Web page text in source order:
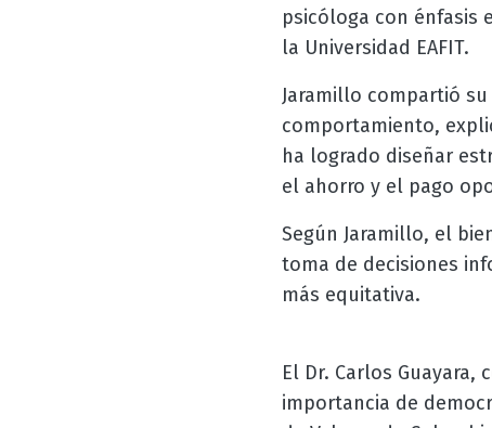
psicóloga con énfasis
la Universidad EAFIT.
Jaramillo compartió
comportamiento,
ha logrado diseñar
el ahorro y el pago
Según Jaramillo, el
toma de decisiones
más equitativa.
El Dr. Carlos
importancia de